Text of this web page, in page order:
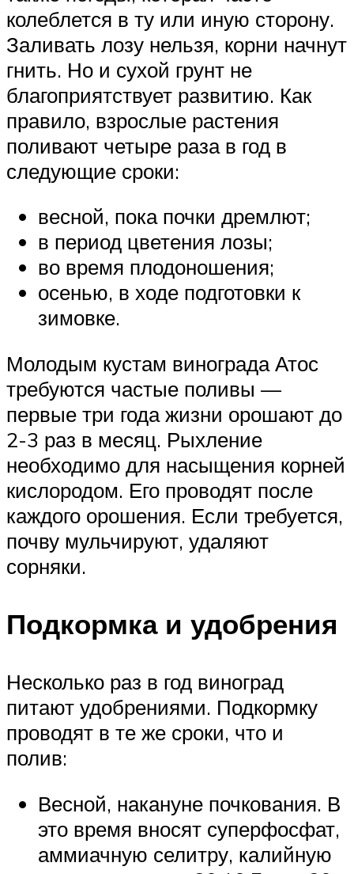
колеблется в ту или иную сторону.
Заливать лозу нельзя, корни начнут
гнить. Но и сухой грунт не
благоприятствует развитию. Как
правило, взрослые растения
поливают четыре раза в год в
следующие сроки:
весной, пока почки дремлют;
в период цветения лозы;
во время плодоношения;
осенью, в ходе подготовки к
зимовке.
Молодым кустам винограда Атос
требуются частые поливы —
первые три года жизни орошают до
2-3 раз в месяц. Рыхление
необходимо для насыщения корней
кислородом. Его проводят после
каждого орошения. Если требуется,
почву мульчируют, удаляют
сорняки.
Подкормка и удобрения
Несколько раз в год виноград
питают удобрениями. Подкормку
проводят в те же сроки, что и
полив:
Весной, накануне почкования. В
это время вносят суперфосфат,
аммиачную селитру, калийную